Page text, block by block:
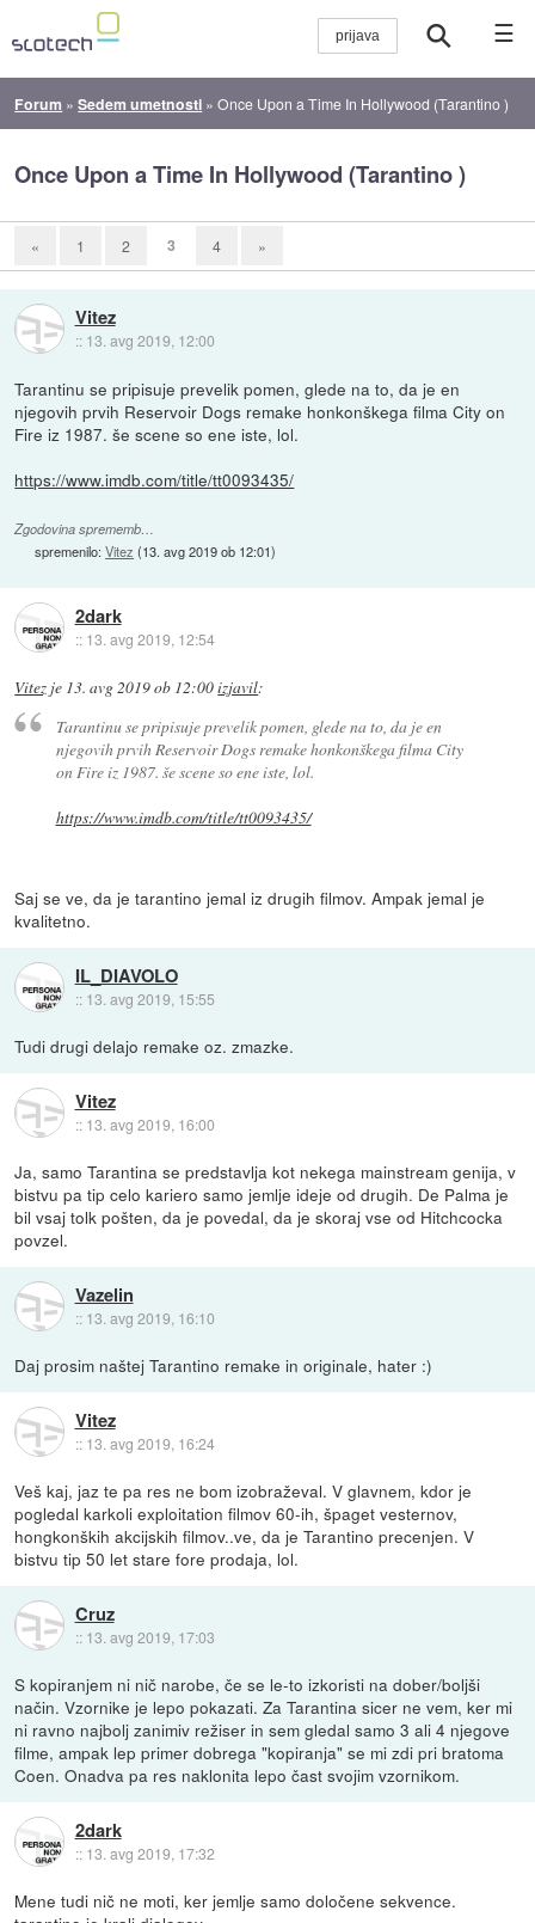
☰
Forum »Sedem umetnosti »Once Upon a Time In Hollywood (Tarantino )
Once Upon a Time In Hollywood (Tarantino )
« 1 2 3 4 »
Vitez
:: 13. avg 2019, 12:00
Tarantinu se pripisuje prevelik pomen, glede na to, da je en
njegovih prvih Reservoir Dogs remake honkonškega filma City on
Fire iz 1987. še scene so ene iste, lol.
https://www.imdb.com/title/tt0093435/
Zgodovina sprememb…
spremenilo:Vitez (13. avg 2019 ob 12:01)
2dark
:: 13. avg 2019, 12:54
Vitez je 13. avg 2019 ob 12:00izjavil:
Tarantinu se pripisuje prevelik pomen, glede na to, da je en
njegovih prvih Reservoir Dogs remake honkonškega filma City
on Fire iz 1987. še scene so ene iste, lol.
https://www.imdb.com/title/tt0093435/
Saj se ve, da je tarantino jemal iz drugih filmov. Ampak jemal je
kvalitetno.
IL_DIAVOLO
:: 13. avg 2019, 15:55
Tudi drugi delajo remake oz. zmazke.
Vitez
:: 13. avg 2019, 16:00
Ja, samo Tarantina se predstavlja kot nekega mainstream genija, v
bistvu pa tip celo kariero samo jemlje ideje od drugih. De Palma je
bil vsaj tolk pošten, da je povedal, da je skoraj vse od Hitchcocka
povzel.
Vazelin
:: 13. avg 2019, 16:10
Daj prosim naštej Tarantino remake in originale, hater :)
Vitez
:: 13. avg 2019, 16:24
Veš kaj, jaz te pa res ne bom izobraževal. V glavnem, kdor je
pogledal karkoli exploitation filmov 60-ih, špaget vesternov,
hongkonških akcijskih filmov..ve, da je Tarantino precenjen. V
bistvu tip 50 let stare fore prodaja, lol.
Cruz
:: 13. avg 2019, 17:03
S kopiranjem ni nič narobe, če se le-to izkoristi na dober/boljši
način. Vzornike je lepo pokazati. Za Tarantina sicer ne vem, ker mi
ni ravno najbolj zanimiv režiser in sem gledal samo 3 ali 4 njegove
filme, ampak lep primer dobrega "kopiranja" se mi zdi pri bratoma
Coen. Onadva pa res naklonita lepo čast svojim vzornikom.
2dark
:: 13. avg 2019, 17:32
Mene tudi nič ne moti, ker jemlje samo določene sekvence.